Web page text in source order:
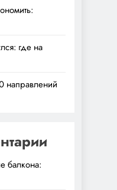
где на
направлений
балкона: